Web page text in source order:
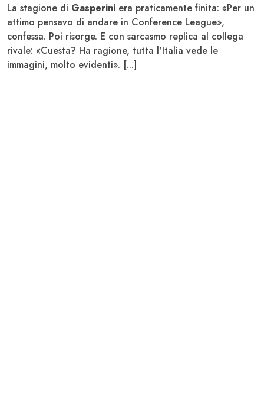
La stagione di Gasperini era praticamente finita: «Per un
attimo pensavo di andare in Conference League»,
confessa. Poi risorge. E con sarcasmo replica al collega
rivale: «Cuesta? Ha ragione, tutta l'Italia vede le
immagini, molto evidenti». [...]